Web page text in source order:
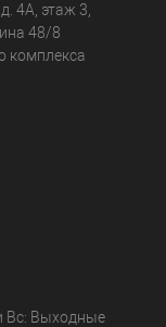
4А, этаж 3,
48/8
комплекса
Вс: Выходные